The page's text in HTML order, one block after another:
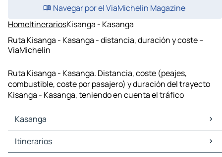
Navegar por el ViaMichelin Magazine
HomeItinerariosKisanga - Kasanga
Ruta Kisanga - Kasanga - distancia, duración y coste –
ViaMichelin
Ruta Kisanga - Kasanga. Distancia, coste (peajes,
combustible, coste por pasajero) y duración del trayecto
Kisanga - Kasanga, teniendo en cuenta el tráfico
Kasanga
Kasanga Mapas Planos
Kasanga Trafico
Itinerarios